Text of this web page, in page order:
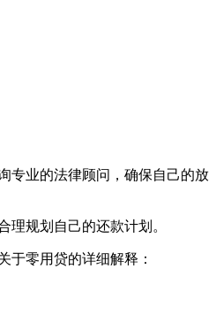
专业的法律顾问，确保自己的放
规划自己的还款计划。
于零用贷的详细解释：